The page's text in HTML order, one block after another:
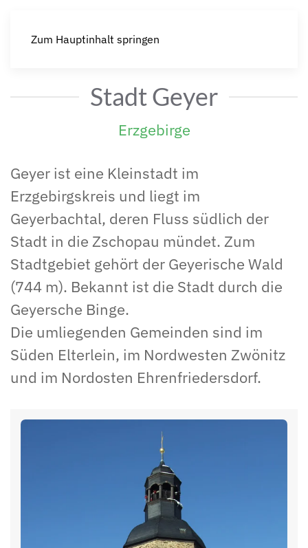
Zum Hauptinhalt springen
Stadt Geyer
Erzgebirge
Geyer ist eine Kleinstadt im
Erzgebirgskreis und liegt im
Geyerbachtal, deren Fluss südlich der
Stadt in die Zschopau mündet. Zum
Stadtgebiet gehört der Geyerische Wald
(744 m). Bekannt ist die Stadt durch die
Geyersche Binge.
Die umliegenden Gemeinden sind im
Süden Elterlein, im Nordwesten Zwönitz
und im Nordosten Ehrenfriedersdorf.